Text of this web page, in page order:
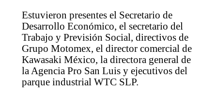
Estuvieron presentes el Secretario de
Desarrollo Económico, el secretario del
Trabajo y Previsión Social, directivos de
Grupo Motomex, el director comercial de
Kawasaki México, la directora general de
la Agencia Pro San Luis y ejecutivos del
parque industrial WTC SLP.